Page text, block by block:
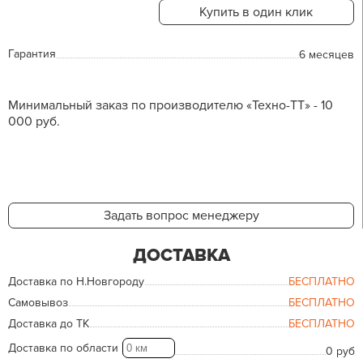
Купить в один клик
Гарантия 6 месяцев
Минимальный заказ по производителю «Техно-ТТ» - 10
000 руб.
Задать вопрос менеджеру
ДОСТАВКА
Доставка по Н.Новгороду
БЕСПЛАТНО
Самовывоз
БЕСПЛАТНО
Доставка до ТК
БЕСПЛАТНО
Доставка по области
0 руб